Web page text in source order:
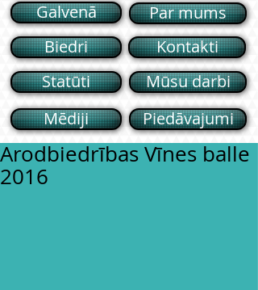
Galvenā
Par mums
Biedri
Kontakti
Statūti
Mūsu darbi
Mēdiji
Piedāvajumi
Arodbiedrības Vīnes balle
2016